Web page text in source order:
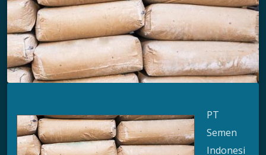
PT
Semen
Indonesi